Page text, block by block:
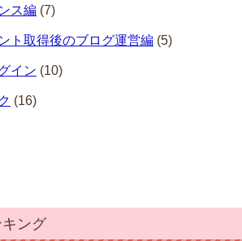
ス編 (7)
ト取得後のブログ運営編 (5)
イン (10)
(16)
ング